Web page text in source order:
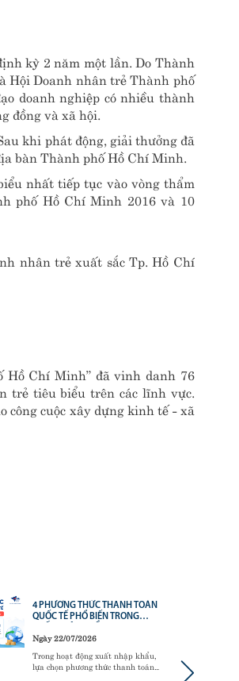
kỳ 2 năm một lần. Do Thành
Hội Doanh nhân trẻ Thành phố
doanh nghiệp có nhiều thành
đồng và xã hội.
khi phát động, giải thưởng đã
bàn Thành phố Hồ Chí Minh.
nhất tiếp tục vào vòng thẩm
phố Hồ Chí Minh 2016 và 10
Hồ Chí Minh” đã vinh danh 76
trẻ tiêu biểu trên các lĩnh vực.
công cuộc xây dựng kinh tế - xã
4 PHƯƠNG THỨC THANH TOÁN
QUỐC TẾ PHỔ BIẾN TRONG
Ngày 22/07/2026
Trong hoạt động xuất nhập khẩu,
lựa chọn phương thức thanh toán